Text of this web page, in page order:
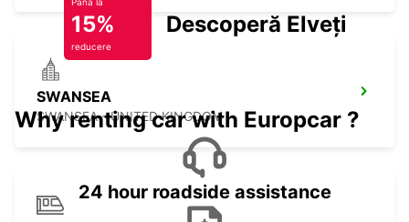
SWANSEA
SWANSEA - UNITED KINGDOM
15%
reducere
Descoperă Elveția
Why renting car with Europcar ?
24 hour roadside assistance